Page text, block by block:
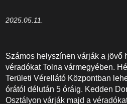
2025.05.11.
Számos helyszínen várják a jövő
véradókat Tolna vármegyében.
Területi Vérellátó Központban
órától délután 5 óráig. Kedden
Osztályon várják majd a